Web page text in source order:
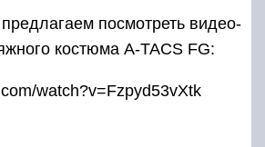
посмотреть видео-
костюма A-TACS FG:
watch?v=Fzpyd53vXtk